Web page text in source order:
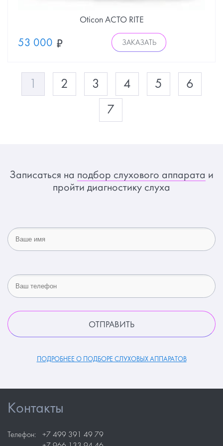
Oticon ACTO RITE
53 000 ЗАКАЗАТЬ
2 3 4 5 6
7
Записаться на подбор слухового аппарата и
пройти диагностику слуха
ПОДРОБНЕЕ О ПОДБОРЕ СЛУХОВЫХ АППАРАТОВ
Контакты
Телефон:
+7 499 391 49 79